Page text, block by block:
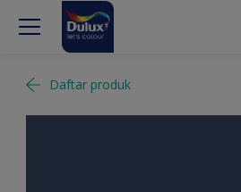
Daftar produk